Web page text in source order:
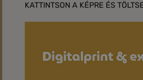
KATTINTSON A KÉPRE ÉS